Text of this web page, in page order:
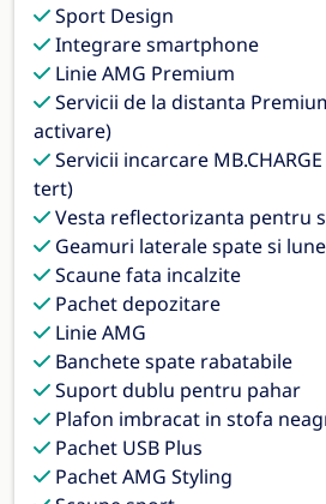
Sport Design
Integrare smartphone
Linie AMG Premium
Servicii de la distanta
activare)
Servicii incarcare
tert)
Vesta reflectorizanta pentru
Geamuri laterale spate si
Scaune fata incalzite
Pachet depozitare
Linie AMG
Banchete spate rabatabile
Suport dublu pentru pahar
Plafon imbracat in stofa
Pachet USB Plus
Pachet AMG Styling